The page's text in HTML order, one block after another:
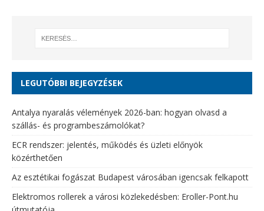
LEGUTÓBBI BEJEGYZÉSEK
Antalya nyaralás vélemények 2026-ban: hogyan olvasd a
szállás- és programbeszámolókat?
ECR rendszer: jelentés, működés és üzleti előnyök
közérthetően
Az esztétikai fogászat Budapest városában igencsak felkapott
Elektromos rollerek a városi közlekedésben: Eroller-Pont.hu